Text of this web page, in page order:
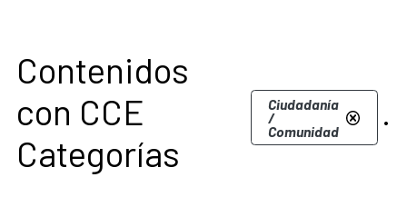
Centro Cultural de
Contenidos
con CCE
Categorías
Ciudadanía
/
Comunidad .